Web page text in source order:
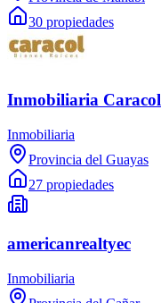
30 propiedades
Inmobiliaria Caracol
Inmobiliaria
Provincia del Guayas
27 propiedades
americanrealtyec
Inmobiliaria